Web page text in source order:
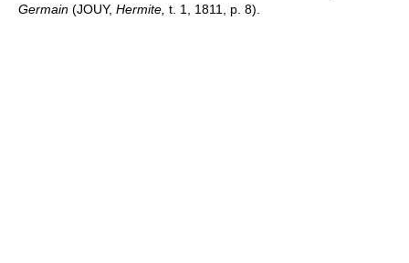
Germain (JOUY, Hermite, t. 1, 1811, p. 8).